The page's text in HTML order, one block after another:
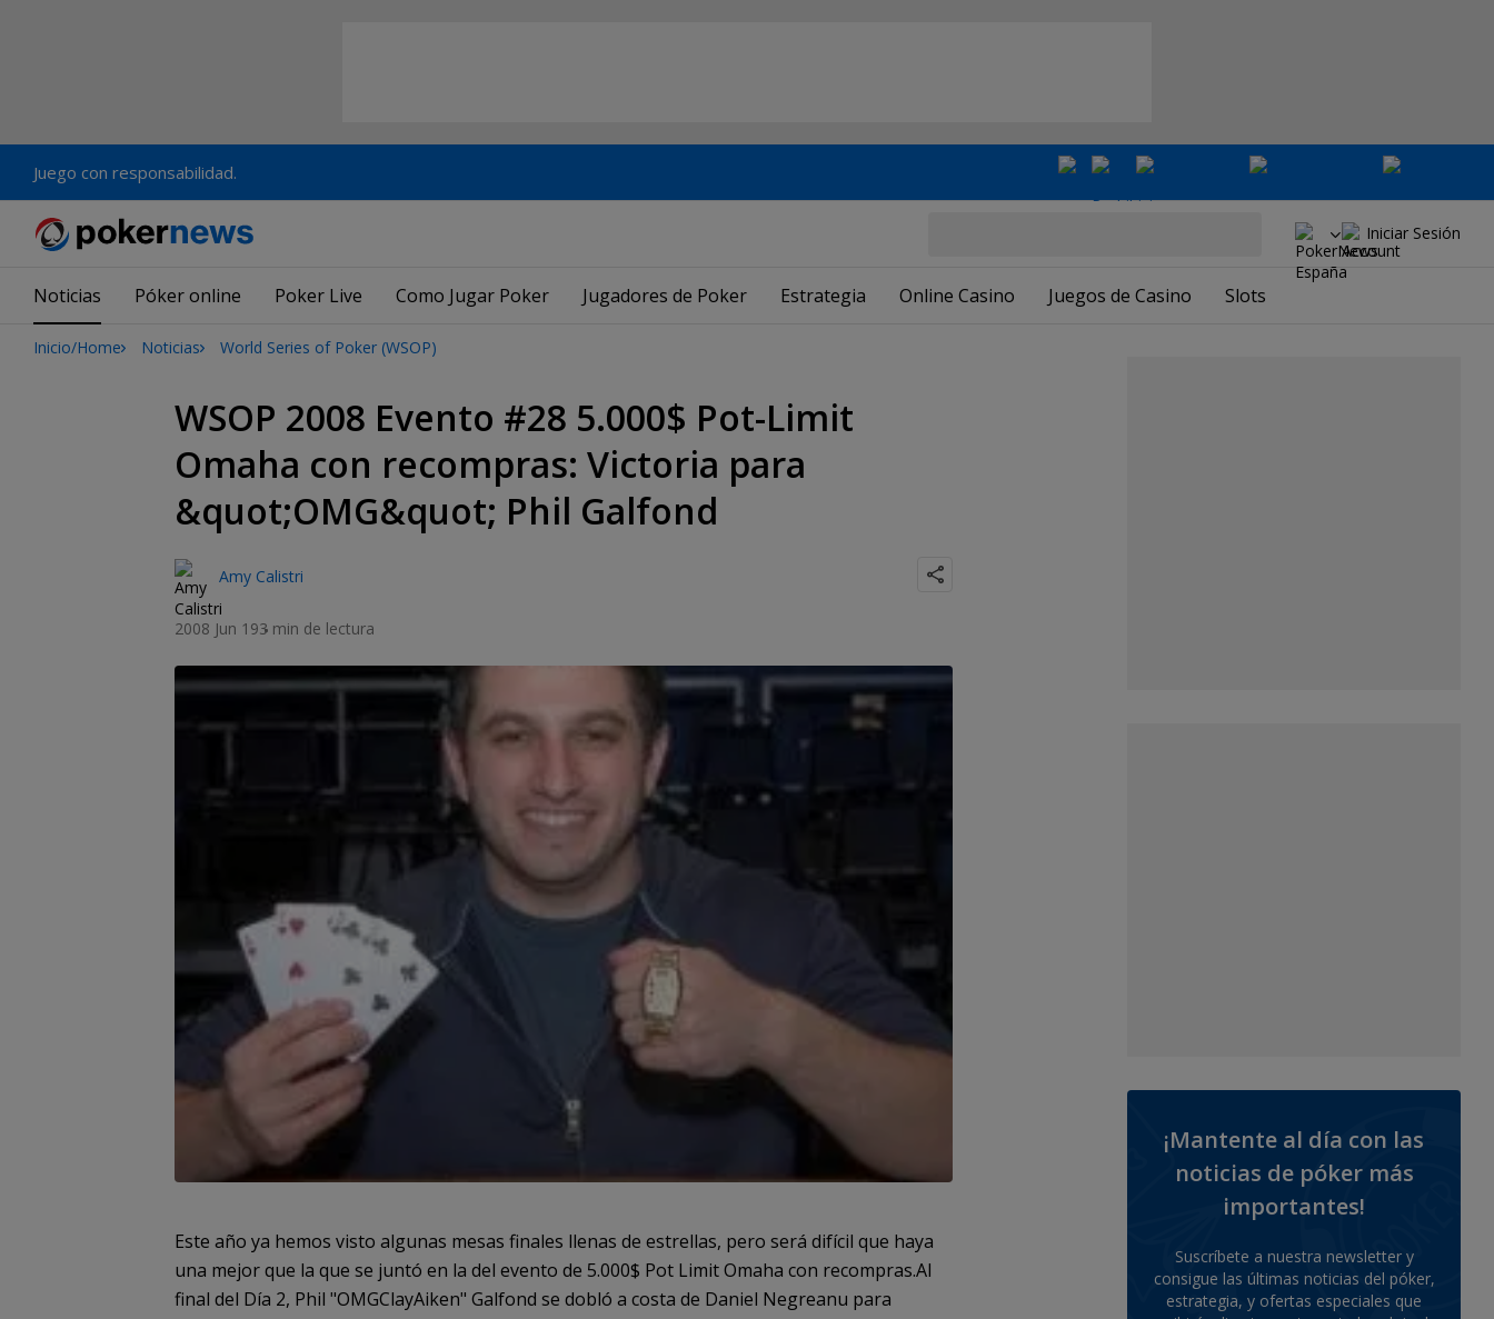
Juego con responsabilidad.
Iniciar Sesión
Noticias Póker online Poker Live Como Jugar Poker Jugadores de Poker Estrategia Online Casino Juegos de Casino Slots
Inicio/Home Noticias World Series of Poker (WSOP)
WSOP 2008 Evento #28 5.000$ Pot-Limit
Omaha con recompras: Victoria para
&quot;OMG&quot; Phil Galfond
Amy Calistri
2008 Jun 193 min de lectura
Este año ya hemos visto algunas mesas finales llenas de estrellas, pero será difícil que haya
una mejor que la que se juntó en la del evento de 5.000$ Pot Limit Omaha con recompras.Al
final del Día 2, Phil "OMGClayAiken" Galfond se dobló a costa de Daniel Negreanu para
¡Mantente al día con las
noticias de póker más
importantes!
Suscríbete a nuestra newsletter y
consigue las últimas noticias del póker,
estrategia, y ofertas especiales que